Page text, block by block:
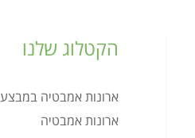
הקטלוג שלנו
ארונות אמבטיה במבצע
ארונות אמבטיה